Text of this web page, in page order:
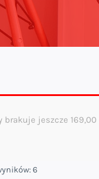
brakuje jeszcze 169,00
6Posortowane